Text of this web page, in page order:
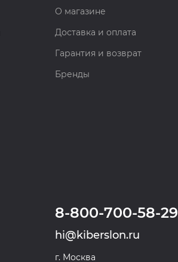
О магазине
Доставка и оплата
Гарантия и возврат
Бренды
8-800-700-58-29
hi@kiberslon.ru
г. Москва